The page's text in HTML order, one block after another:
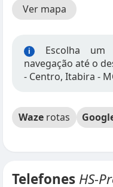
Ver mapa
i
Escolha um
navegação até o
- Centro, Itabira -
Waze rotas
Telefones HS-